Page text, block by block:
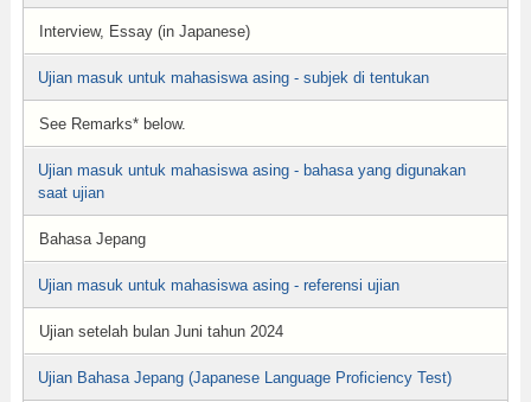
Interview, Essay (in Japanese)
Ujian masuk untuk mahasiswa asing - subjek di tentukan
See Remarks* below.
Ujian masuk untuk mahasiswa asing - bahasa yang digunakan
saat ujian
Bahasa Jepang
Ujian masuk untuk mahasiswa asing - referensi ujian
Ujian setelah bulan Juni tahun 2024
Ujian Bahasa Jepang (Japanese Language Proficiency Test)